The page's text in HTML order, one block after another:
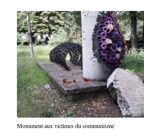
Monument aux victimes du communisme